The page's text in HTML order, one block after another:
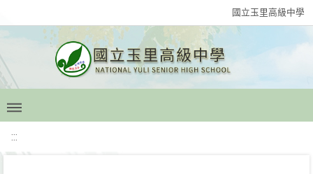
國立玉里高級中學
:::